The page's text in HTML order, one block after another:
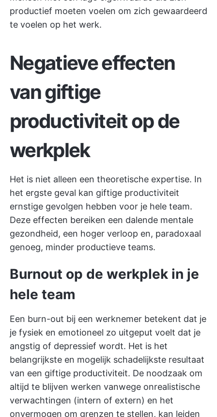
productief moeten voelen om zich gewaardeerd
te voelen op het werk.
Negatieve effecten
van giftige
productiviteit op de
werkplek
Het is niet alleen een theoretische expertise. In
het ergste geval kan giftige productiviteit
ernstige gevolgen hebben voor je hele team.
Deze effecten bereiken een dalende mentale
gezondheid, een hoger verloop en, paradoxaal
genoeg, minder productieve teams.
Burnout op de werkplek in je
hele team
Een burn-out bij een werknemer betekent dat je
je fysiek en emotioneel zo uitgeput voelt dat je
angstig of depressief wordt. Het is het
belangrijkste en mogelijk schadelijkste resultaat
van een giftige productiviteit. De noodzaak om
altijd te blijven werken vanwege onrealistische
verwachtingen (intern of extern) en het
onvermogen om grenzen te stellen, kan leiden